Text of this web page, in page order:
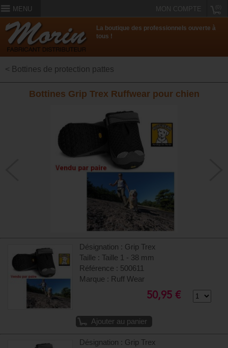
MENU MON COMPTE
La boutique des professionnels ouverte à
tous !
< Bottines de protection pattes
Bottines Grip Trex Ruffwear pour chien
Désignation : Grip Trex
Taille : Taille 1 - 38 mm
Référence : 500611
Marque : Ruff Wear
50,95 €
Ajouter au panier
Désignation : Grip Trex